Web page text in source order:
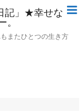
記」★幸せな
。
またひとつの生き方